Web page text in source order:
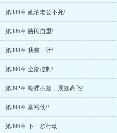
第384章 她怕老公不死!
第386章 胁民自重!
第388章 我有一计!
第390章 全部控制!
第392章 蝴蝶振翅，展翅高飞!
第394章 富裕仗!!
第396章 下一步行动